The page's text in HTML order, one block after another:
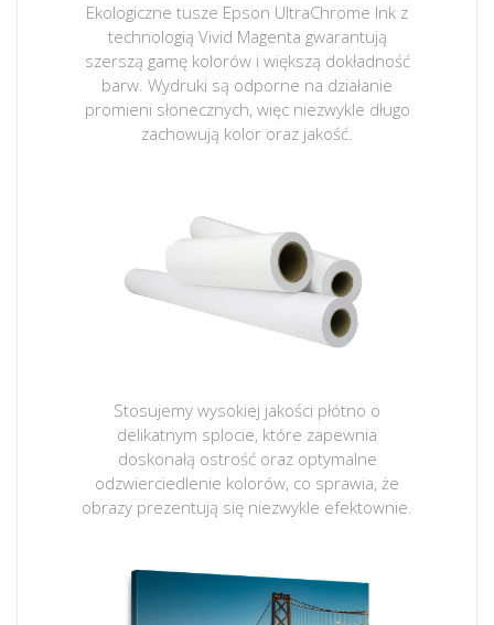
Ekologiczne tusze Epson UltraChrome Ink z
technologią Vivid Magenta gwarantują
szerszą gamę kolorów i większą dokładność
barw. Wydruki są odporne na działanie
promieni słonecznych, więc niezwykle długo
zachowują kolor oraz jakość.
Stosujemy wysokiej jakości płótno o
delikatnym splocie, które zapewnia
doskonałą ostrość oraz optymalne
odzwierciedlenie kolorów, co sprawia, że
obrazy prezentują się niezwykle efektownie.